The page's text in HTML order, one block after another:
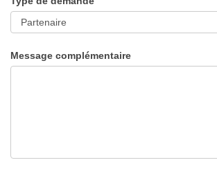
Message complémentaire